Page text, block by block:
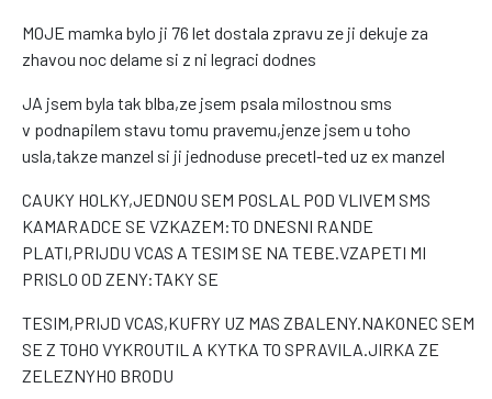
MOJE mamka bylo ji 76 let dostala zpravu ze ji dekuje za
zhavou noc delame si z ni legraci dodnes
JA jsem byla tak blba,ze jsem psala milostnou sms
v podnapilem stavu tomu pravemu,jenze jsem u toho
usla,takze manzel si ji jednoduse precetl-ted uz ex manzel
CAUKY HOLKY,JEDNOU SEM POSLAL POD VLIVEM SMS
KAMARADCE SE VZKAZEM:TO DNESNI RANDE
PLATI,PRIJDU VCAS A TESIM SE NA TEBE.VZAPETI MI
PRISLO OD ZENY:TAKY SE
TESIM,PRIJD VCAS,KUFRY UZ MAS ZBALENY.NAKONEC SEM
SE Z TOHO VYKROUTIL A KYTKA TO SPRAVILA.JIRKA ZE
ZELEZNYHO BRODU